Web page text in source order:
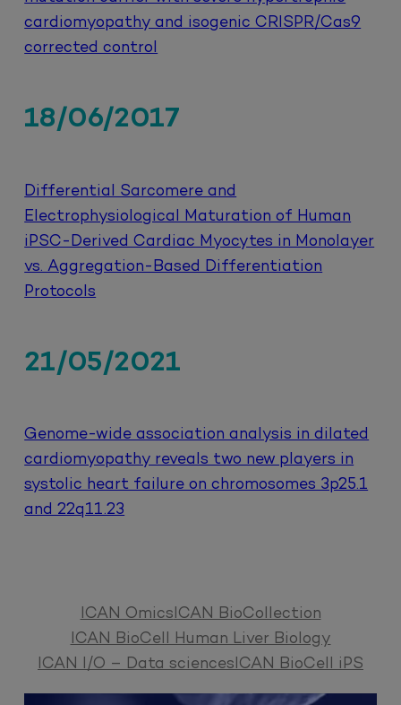
cardiomyopathy and isogenic CRISPR/Cas9
corrected control
18/06/2017
Differential Sarcomere and
Electrophysiological Maturation of Human
iPSC-Derived Cardiac Myocytes in Monolayer
vs. Aggregation-Based Differentiation
Protocols
21/05/2021
Genome-wide association analysis in dilated
cardiomyopathy reveals two new players in
systolic heart failure on chromosomes 3p25.1
and 22q11.23
ICAN OmicsICAN BioCollection
ICAN BioCell Human Liver Biology
ICAN I/O – Data sciencesICAN BioCell iPS